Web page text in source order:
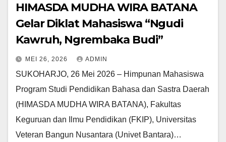
HIMASDA MUDHA WIRA BATANA
Gelar Diklat Mahasiswa “Ngudi
Kawruh, Ngrembaka Budi”
MEI 26, 2026 ADMIN
SUKOHARJO, 26 Mei 2026 – Himpunan Mahasiswa
Program Studi Pendidikan Bahasa dan Sastra Daerah
(HIMASDA MUDHA WIRA BATANA), Fakultas
Keguruan dan Ilmu Pendidikan (FKIP), Universitas
Veteran Bangun Nusantara (Univet Bantara)…